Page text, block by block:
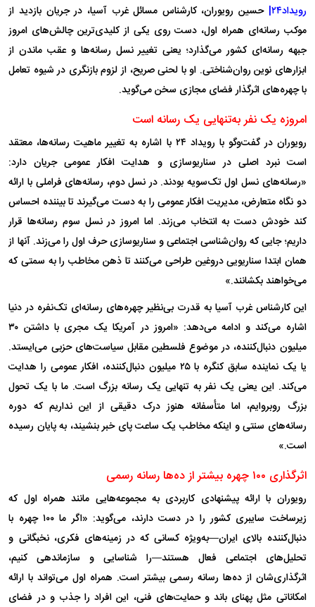
رویداد۲۴|
حسین رویوران، کارشناس مسائل غرب آسیا، در جریان بازدید از
موکب رسانه‌ای همراه اول، دست روی یکی از کلیدی‌ترین چالش‌های امروز
جبهه رسانه‌ای کشور می‌گذارد؛ یعنی تغییر نسل رسانه‌ها و عقب ماندن از
ابزار‌های نوین روان‌شناختی. او با لحنی صریح، از لزوم بازنگری در شیوه تعامل
با چهره‌های اثرگذار فضای مجازی سخن می‌گوید.
امروزه یک نفر به‌تنهایی یک رسانه است
رویوران در گفت‌و‌گو با رویداد ۲۴ با اشاره به تغییر ماهیت رسانه‌ها، معتقد
است نبرد اصلی در سناریوسازی و هدایت افکار عمومی جریان دارد:
«رسانه‌های نسل اول تک‌سویه بودند. در نسل دوم، رسانه‌های فراملی با ارائه
دو نگاه متعارض، مدیریت افکار عمومی را به دست می‌گیرند تا بیننده احساس
کند خودش دست به انتخاب می‌زند. اما امروز در نسل سوم رسانه‌ها قرار
داریم؛ جایی که روان‌شناسی اجتماعی و سناریوسازی حرف اول را می‌زند. آنها از
همان ابتدا سناریویی دروغین طراحی می‌کنند تا ذهن مخاطب را به سمتی که
می‌خواهند بکشانند.»
این کارشناس غرب آسیا به قدرت بی‌نظیر چهره‌های رسانه‌ای تک‌نفره در دنیا
اشاره می‌کند و ادامه می‌دهد: «امروز در آمریکا یک مجری با داشتن ۳۰
میلیون دنبال‌کننده، در موضوع فلسطین مقابل سیاست‌های حزبی می‌ایستد.
یا یک نماینده سابق کنگره با ۲۵ میلیون دنبال‌کننده، افکار عمومی را هدایت
می‌کند. این یعنی یک نفر به تنهایی یک رسانه بزرگ است. ما با یک تحول
بزرگ روبروایم، اما متأسفانه هنوز درک دقیقی از این نداریم که دوره
رسانه‌های سنتی و اینکه مخاطب یک ساعت پای خبر بنشیند، به پایان رسیده
است.»
اثرگذاری ۱۰۰ چهره بیشتر از ده‌ها رسانه رسمی
رویوران با ارائه پیشنهادی کاربردی به مجموعه‌هایی مانند همراه اول که
زیرساخت سایبری کشور را در دست دارند، می‌گوید: «اگر ما ۱۰۰ چهره با
دنبال‌کننده بالای ایران—به‌ویژه کسانی که در زمینه‌های فکری، نخبگانی و
تحلیل‌های اجتماعی فعال هستند—را شناسایی و سازماندهی کنیم،
اثرگذاری‌شان از ده‌ها رسانه رسمی بیشتر است. همراه اول می‌تواند با ارائه
امکاناتی مثل پهنای باند و حمایت‌های فنی، این افراد را جذب و در فضای